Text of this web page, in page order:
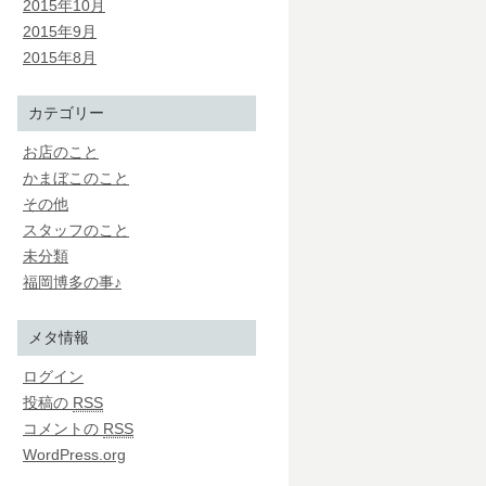
2015年10月
2015年9月
2015年8月
カテゴリー
お店のこと
かまぼこのこと
その他
スタッフのこと
未分類
福岡博多の事♪
メタ情報
ログイン
投稿の RSS
コメントの RSS
WordPress.org